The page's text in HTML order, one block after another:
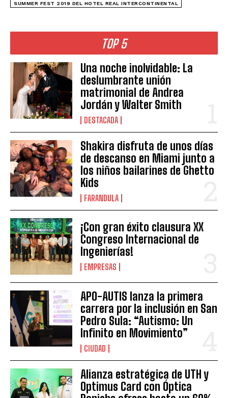
TOP 5
Una noche inolvidable: La
deslumbrante unión
matrimonial de Andrea
Jordán y Walter Smith
DESTACADA
Shakira disfruta de unos días
de descanso en Miami junto a
los niños bailarines de Ghetto
Kids
FARANDULA
¡Con gran éxito clausura XX
Congreso Internacional de
Ingenierías!
EMPRESAS
APO-AUTIS lanza la primera
carrera por la inclusión en San
Pedro Sula: “Autismo: Un
Infinito en Movimiento”
CIUDAD
Alianza estratégica de UTH y
Optimus Card con Óptica
SUMMER FEST 2019 DEL HOTEL REAL INTERCONTINENTAL